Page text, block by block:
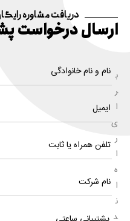
دریافت مشاوره
ارسال درخواست
ب
ر
ا
ی
ر
ا
ه
ا
ن
د